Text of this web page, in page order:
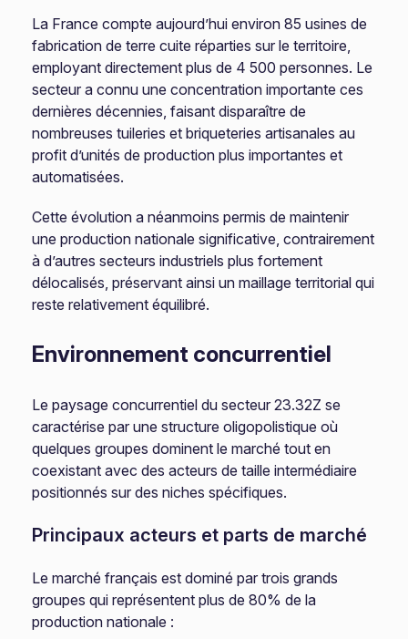
La France compte aujourd’hui environ 85 usines de
fabrication de terre cuite réparties sur le territoire,
employant directement plus de 4 500 personnes. Le
secteur a connu une concentration importante ces
dernières décennies, faisant disparaître de
nombreuses tuileries et briqueteries artisanales au
profit d’unités de production plus importantes et
automatisées.
Cette évolution a néanmoins permis de maintenir
une production nationale significative, contrairement
à d’autres secteurs industriels plus fortement
délocalisés, préservant ainsi un maillage territorial qui
reste relativement équilibré.
Environnement concurrentiel
Le paysage concurrentiel du secteur 23.32Z se
caractérise par une structure oligopolistique où
quelques groupes dominent le marché tout en
coexistant avec des acteurs de taille intermédiaire
positionnés sur des niches spécifiques.
Principaux acteurs et parts de marché
Le marché français est dominé par trois grands
groupes qui représentent plus de 80% de la
production nationale :